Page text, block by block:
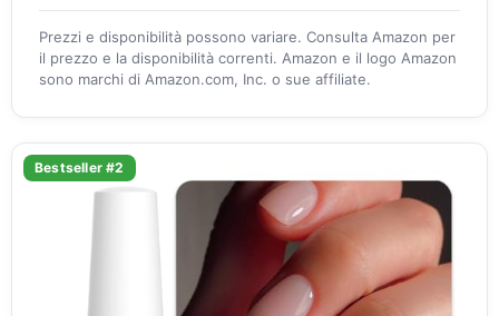
Prezzi e disponibilità possono variare. Consulta Amazon per
il prezzo e la disponibilità correnti. Amazon e il logo Amazon
sono marchi di Amazon.com, Inc. o sue affiliate.
Bestseller #2